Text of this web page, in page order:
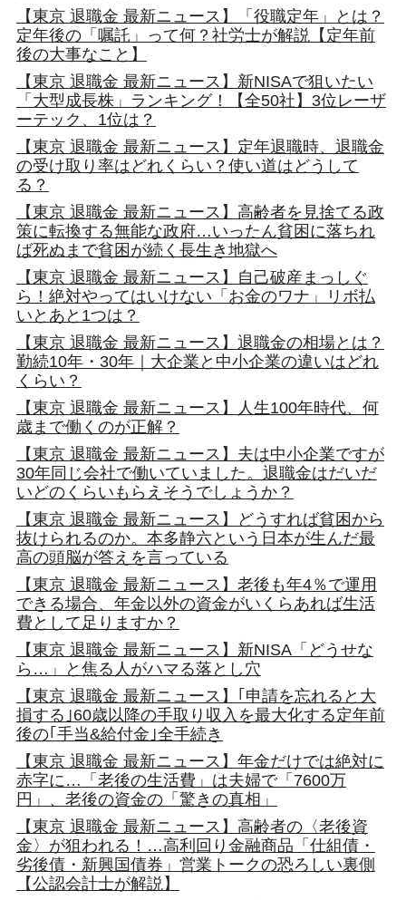
【東京 退職金 最新ニュース】「役職定年」とは？
定年後の「嘱託」って何？社労士が解説【定年前
後の大事なこと】
【東京 退職金 最新ニュース】新NISAで狙いたい
「大型成長株」ランキング！【全50社】3位レーザ
ーテック、1位は？
【東京 退職金 最新ニュース】定年退職時、退職金
の受け取り率はどれくらい？使い道はどうして
る？
【東京 退職金 最新ニュース】高齢者を見捨てる政
策に転換する無能な政府…いったん貧困に落ちれ
ば死ぬまで貧困が続く長生き地獄へ
【東京 退職金 最新ニュース】自己破産まっしぐ
ら！絶対やってはいけない「お金のワナ」リボ払
いとあと1つは？
【東京 退職金 最新ニュース】退職金の相場とは？
勤続10年・30年｜大企業と中小企業の違いはどれ
くらい？
【東京 退職金 最新ニュース】人生100年時代、何
歳まで働くのが正解？
【東京 退職金 最新ニュース】夫は中小企業ですが
30年同じ会社で働いていました。退職金はだいだ
いどのくらいもらえそうでしょうか？
【東京 退職金 最新ニュース】どうすれば貧困から
抜けられるのか。本多静六という日本が生んだ最
高の頭脳が答えを言っている
【東京 退職金 最新ニュース】老後も年4％で運用
できる場合、年金以外の資金がいくらあれば生活
費として足りますか？
【東京 退職金 最新ニュース】新NISA「どうせな
ら…」と焦る人がハマる落とし穴
【東京 退職金 最新ニュース】｢申請を忘れると大
損する｣60歳以降の手取り収入を最大化する定年前
後の｢手当&給付金｣全手続き
【東京 退職金 最新ニュース】年金だけでは絶対に
赤字に…「老後の生活費」は夫婦で「7600万
円」、老後の資金の「驚きの真相」
【東京 退職金 最新ニュース】高齢者の〈老後資
金〉が狙われる！…高利回り金融商品「仕組債・
劣後債・新興国債券」営業トークの恐ろしい裏側
【公認会計士が解説】